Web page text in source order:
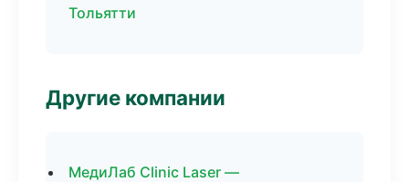
Тольятти
Другие компании
МедиЛаб Clinic Laser —